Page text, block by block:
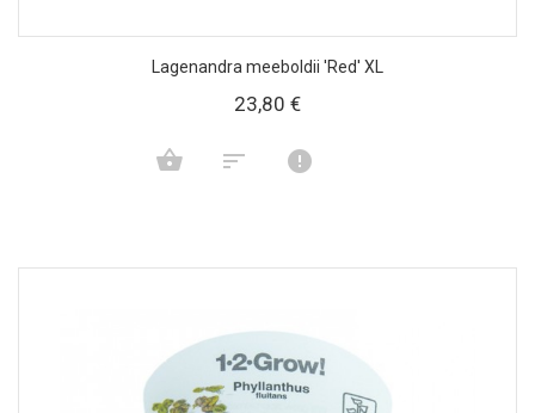
Lagenandra meeboldii 'Red' XL
23,80 €